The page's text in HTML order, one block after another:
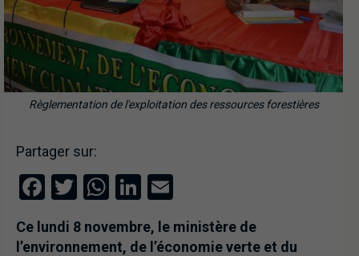
Règlementation de l'exploitation des ressources forestières
Partager sur:
Facebook
Twitter
WhatsApp
LinkedIn
Ce lundi 8 novembre, le ministère de
l’environnement, de l’économie verte et du